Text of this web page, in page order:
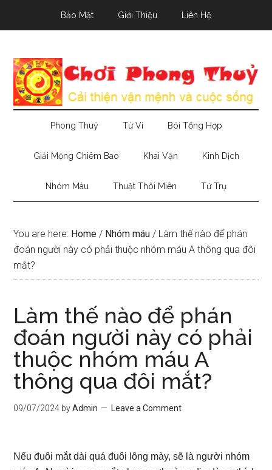
Bảo Mật Giới Thiệu Liên Hệ
Phong Thuỷ Tử Vi Bói Tổng Hợp
Giải Mộng Chiêm Bao Khai Vận Kinh Dịch
Nhóm Máu Thuật Thôi Miên Tứ Trụ
You are here: Home / Nhóm máu / Làm thế nào để phán
đoán người này có phải thuộc nhóm máu A thông qua đôi
mắt?
Làm thế nào để phán
đoán người này có phải
thuộc nhóm máu A
thông qua đôi mắt?
09/07/2024 byAdmin Leave a Comment
Nếu đuôi mắt dài quá đuôi lông mày, sẽ là người nhóm